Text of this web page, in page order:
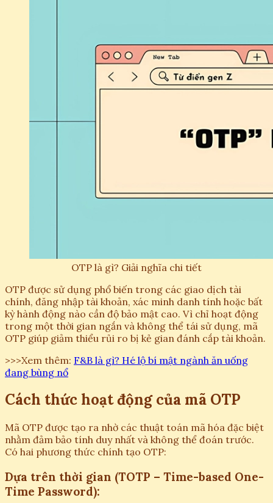
OTP là gì? Giải nghĩa chi tiết
OTP được sử dụng phổ biến trong các giao dịch tài
chính, đăng nhập tài khoản, xác minh danh tính hoặc bất
kỳ hành động nào cần độ bảo mật cao. Vì chỉ hoạt động
trong một thời gian ngắn và không thể tái sử dụng, mã
OTP giúp giảm thiểu rủi ro bị kẻ gian đánh cắp tài khoản.
>>>Xem thêm: F&B là gì? Hé lộ bí mật ngành ăn uống
đang bùng nổ
Cách thức hoạt động của mã OTP
Mã OTP được tạo ra nhờ các thuật toán mã hóa đặc biệt
nhằm đảm bảo tính duy nhất và không thể đoán trước.
Có hai phương thức chính tạo OTP:
Dựa trên thời gian (TOTP – Time-based One-
Time Password):